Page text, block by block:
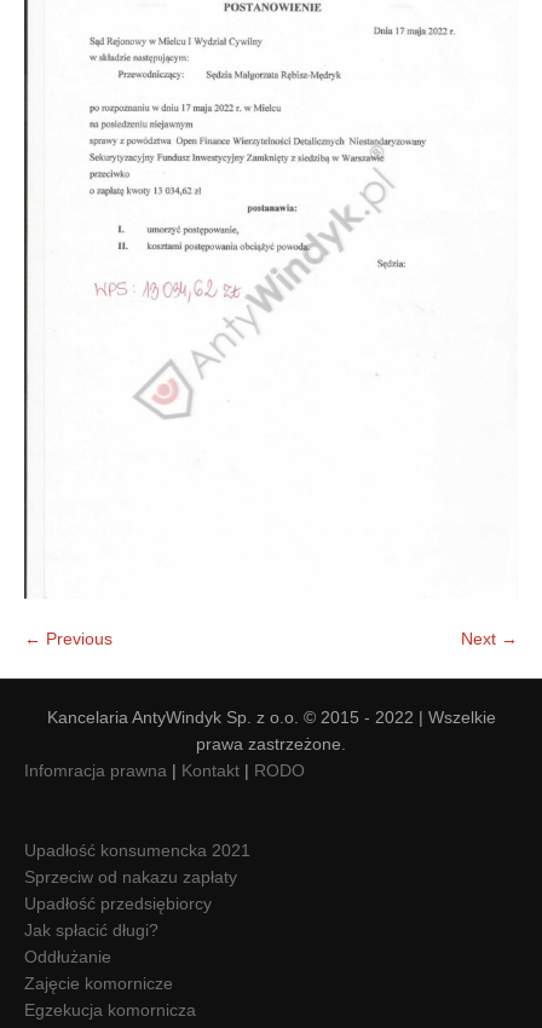
Doradztwo prawne
← Previous Next →
Kancelaria AntyWindyk Sp. z o.o. © 2015 - 2022 | Wszelkie
prawa zastrzeżone.
Infomracja prawna | Kontakt | RODO
Upadłość konsumencka 2021
Sprzeciw od nakazu zapłaty
Upadłość przedsiębiorcy
Jak spłacić długi?
Oddłużanie
Zajęcie komornicze
Egzekucja komornicza